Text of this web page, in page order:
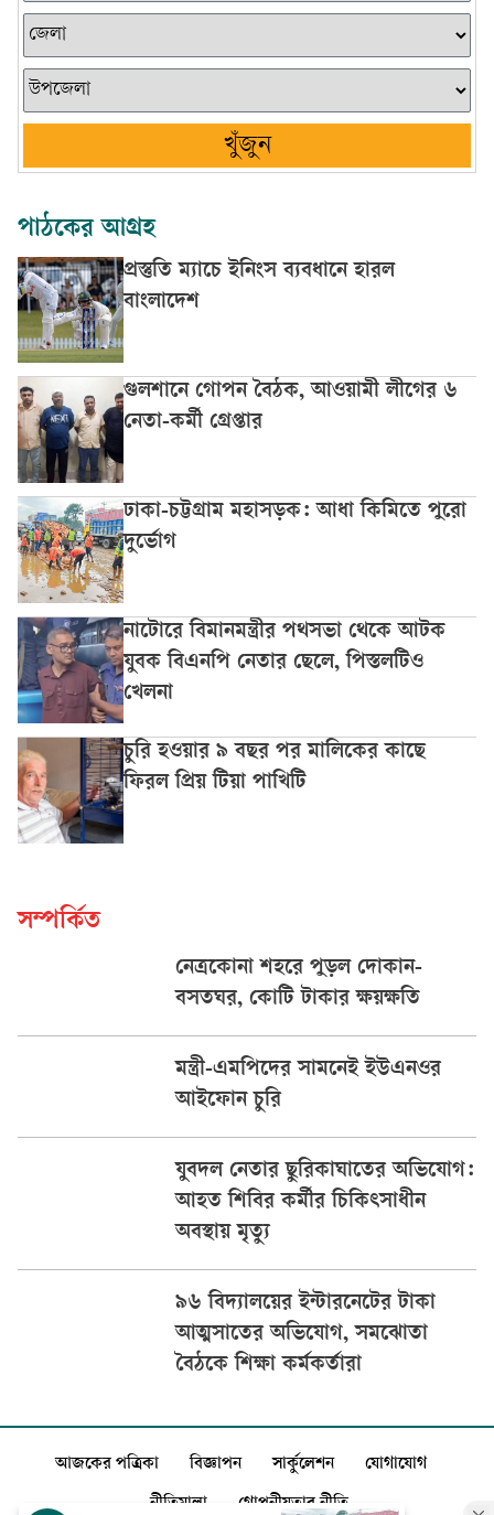
খুঁজুন
পাঠকের আগ্রহ
প্রস্তুতি ম্যাচে ইনিংস ব্যবধানে হারল
বাংলাদেশ
গুলশানে গোপন বৈঠক, আওয়ামী লীগের ৬
নেতা-কর্মী গ্রেপ্তার
ঢাকা-চট্টগ্রাম মহাসড়ক: আধা কিমিতে পুরো
দুর্ভোগ
নাটোরে বিমানমন্ত্রীর পথসভা থেকে আটক
যুবক বিএনপি নেতার ছেলে, পিস্তলটিও
খেলনা
চুরি হওয়ার ৯ বছর পর মালিকের কাছে
ফিরল প্রিয় টিয়া পাখিটি
সম্পর্কিত
নেত্রকোনা শহরে পুড়ল দোকান-
বসতঘর, কোটি টাকার ক্ষয়ক্ষতি
মন্ত্রী-এমপিদের সামনেই ইউএনওর
আইফোন চুরি
যুবদল নেতার ছুরিকাঘাতের অভিযোগ:
আহত শিবির কর্মীর চিকিৎসাধীন
অবস্থায় মৃত্যু
৯৬ বিদ্যালয়ের ইন্টারনেটের টাকা
আত্মসাতের অভিযোগ, সমঝোতা
বৈঠকে শিক্ষা কর্মকর্তারা
আজকের পত্রিকা বিজ্ঞাপন সার্কুলেশন যোগাযোগ
নীতিমালা গোপনীয়তার নীতি